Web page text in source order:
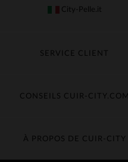
City-Pelle.it
SERVICE CLIENT
Échange & Remboursement
Contacter le service client
CONSEILS CUIR-CITY.COM
Guide des matières
À PROPOS DE CUIR-CITY